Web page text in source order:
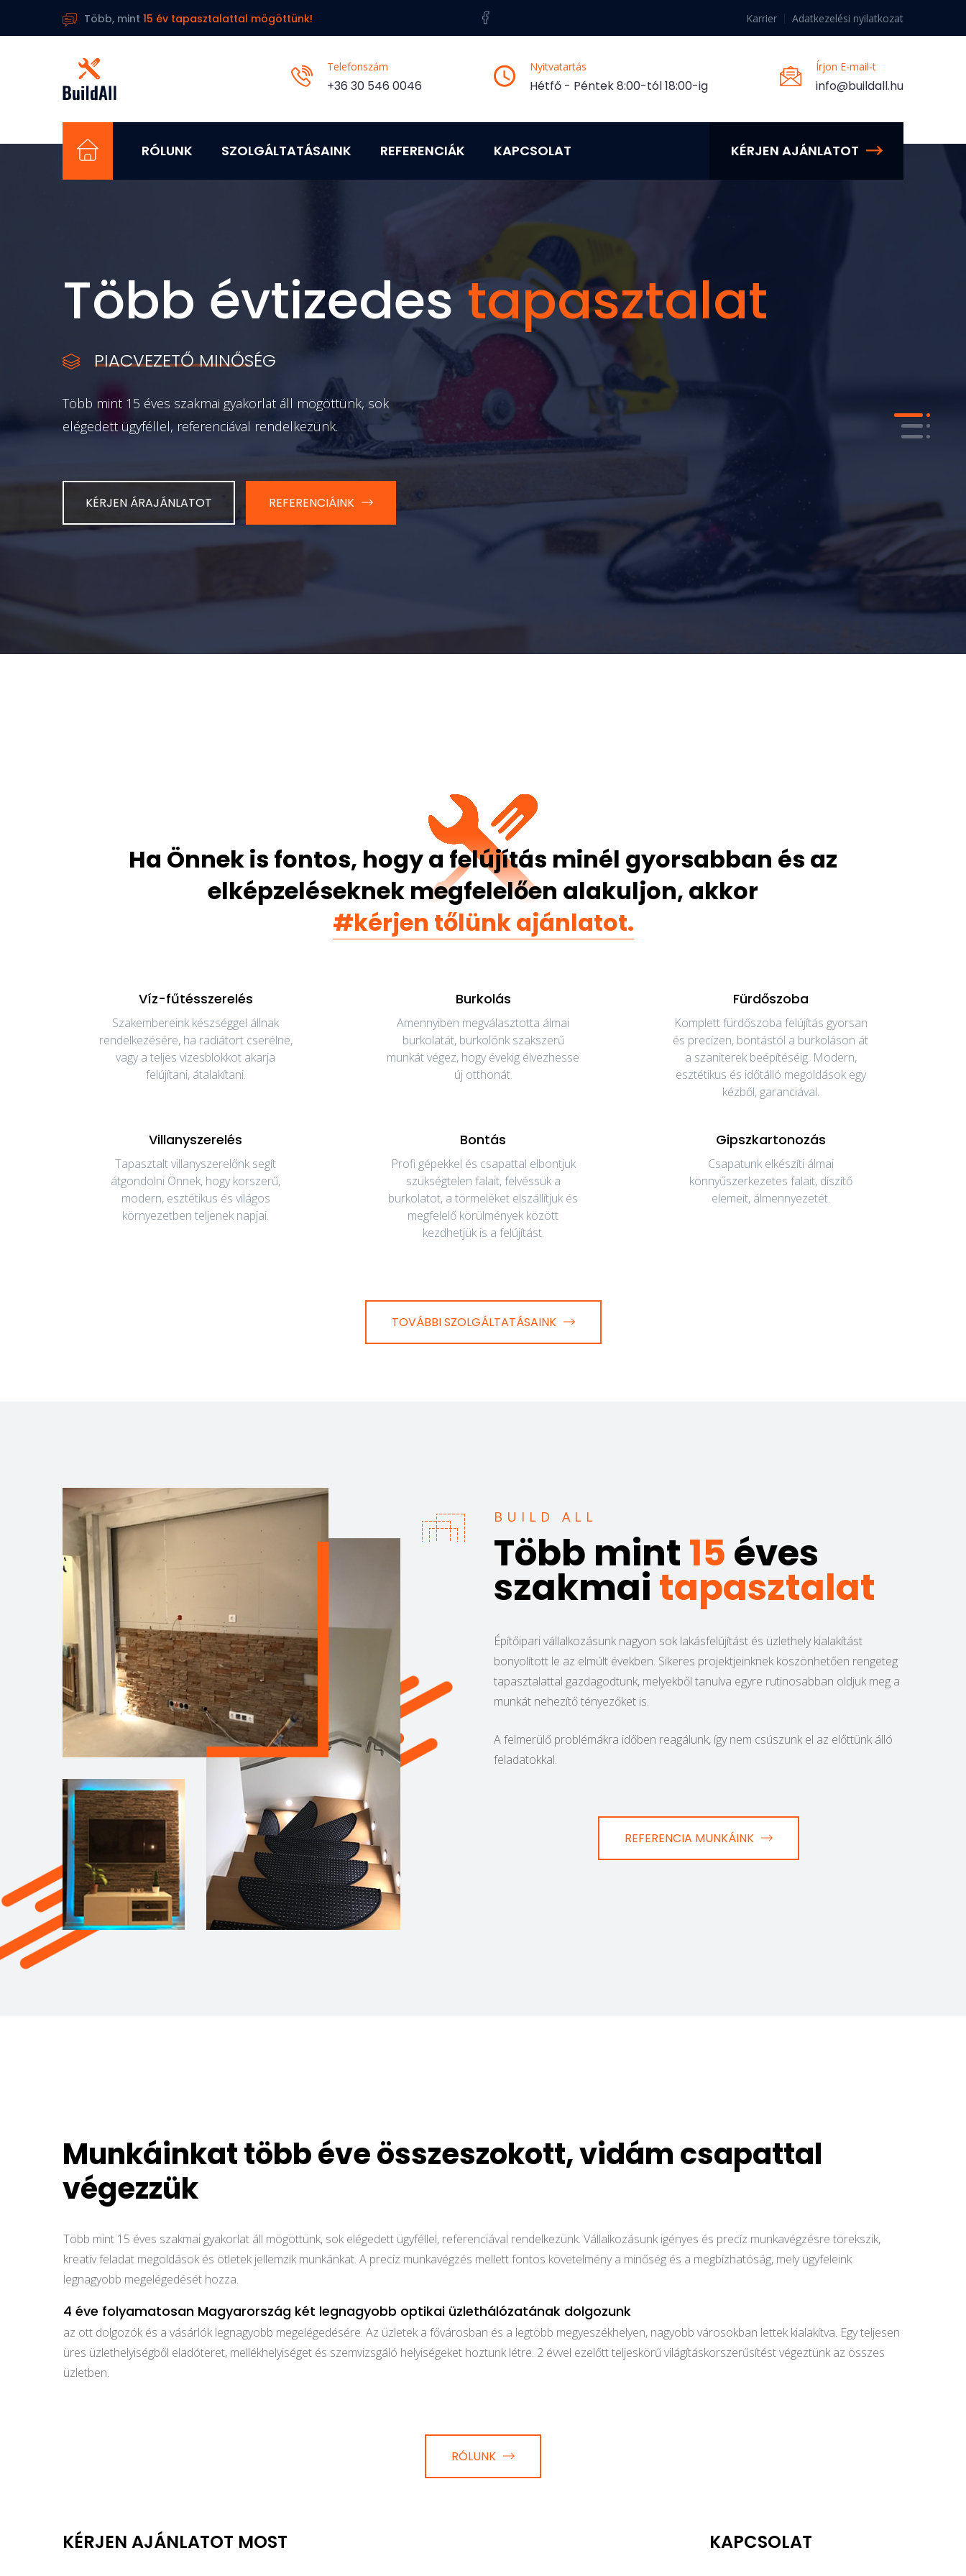
Több, mint 15 év tapasztalattal mögöttünk! Karrier Adatkezelési nyilatkozat
Telefonszám
+36 30 546 0046
Nyitvatartás
Hétfő - Péntek 8:00-tól 18:00-ig
Írjon E-mail-t
info@buildall.hu
RÓLUNK SZOLGÁLTATÁSAINK REFERENCIÁK KAPCSOLAT KÉRJEN AJÁNLATOT
Több évtizedestapasztalat
PIACVEZETŐ MINŐSÉG
Több mint 15 éves szakmai gyakorlat áll mögöttünk, sok
elégedett ügyféllel, referenciával rendelkezünk.
Ha Önnek is fontos, hogy a felújítás minél gyorsabban és az
elképzeléseknek megfelelően alakuljon, akkor
#kérjen tőlünk ajánlatot.
Víz-fűtésszerelés
Szakembereink készséggel állnak
rendelkezésére, ha radiátort cserélne,
vagy a teljes vizesblokkot akarja
felújítani, átalakítani.
Burkolás
Amennyiben megválasztotta álmai
burkolatát, burkolónk szakszerű
munkát végez, hogy évekig élvezhesse
új otthonát.
Fürdőszoba
Komplett fürdőszoba felújítás gyorsan
és precízen, bontástól a burkoláson át
a szaniterek beépítéséig. Modern,
esztétikus és időtálló megoldások egy
kézből, garanciával.
Villanyszerelés
Tapasztalt villanyszerelőnk segít
átgondolni Önnek, hogy korszerű,
modern, esztétikus és világos
környezetben teljenek napjai.
Bontás
Profi gépekkel és csapattal elbontjuk
szükségtelen falait, felvéssük a
burkolatot, a törmeléket elszállítjuk és
megfelelő körülmények között
kezdhetjük is a felújítást.
Gipszkartonozás
Csapatunk elkészíti álmai
könnyűszerkezetes falait, díszítő
elemeit, álmennyezetét.
TOVÁBBI SZOLGÁLTATÁSAINK
BUILD ALL
Több mint 15 éves
szakmai tapasztalat
Építőipari vállalkozásunk nagyon sok lakásfelújítást és üzlethely kialakítást
bonyolított le az elmúlt években. Sikeres projektjeinknek köszönhetően rengeteg
tapasztalattal gazdagodtunk, melyekből tanulva egyre rutinosabban oldjuk meg a
munkát nehezítő tényezőket is.
A felmerülő problémákra időben reagálunk, így nem csúszunk el az előttünk álló
feladatokkal.
REFERENCIA MUNKÁINK
Munkáinkat több éve összeszokott, vidám csapattal
végezzük
Több mint 15 éves szakmai gyakorlat áll mögöttünk, sok elégedett ügyféllel, referenciával rendelkezünk. Vállalkozásunk igényes és precíz munkavégzésre törekszik,
kreatív feladat megoldások és ötletek jellemzik munkánkat. A precíz munkavégzés mellett fontos követelmény a minőség és a megbízhatóság, mely ügyfeleink
legnagyobb megelégedését hozza.
4 éve folyamatosan Magyarország két legnagyobb optikai üzlethálózatának dolgozunk
az ott dolgozók és a vásárlók legnagyobb megelégedésére. Az üzletek a fővárosban és a legtöbb megyeszékhelyen, nagyobb városokban lettek kialakítva. Egy teljesen
üres üzlethelyiségből eladóteret, mellékhelyiséget és szemvizsgáló helyiségeket hoztunk létre. 2 évvel ezelőtt teljeskörű világításkorszerűsítést végeztünk az összes
üzletben.
RÓLUNK
KÉRJEN AJÁNLATOT MOST KAPCSOLAT